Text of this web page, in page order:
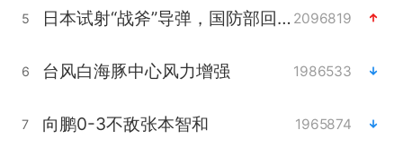
5 日本试射“战斧”导弹，国防部回应 2096819
6 台风白海豚中心风力增强 1986533
7 向鹏0-3不敌张本智和 1965874